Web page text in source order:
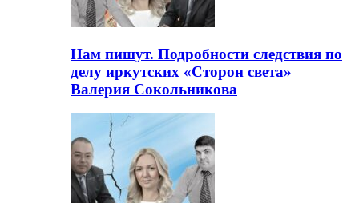
Нам пишут. Подробности следствия по
делу иркутских «Сторон света»
Валерия Сокольникова